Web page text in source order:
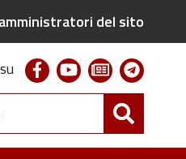
del sito
facebookyoutubenewsletter
Cerca
nel
sito